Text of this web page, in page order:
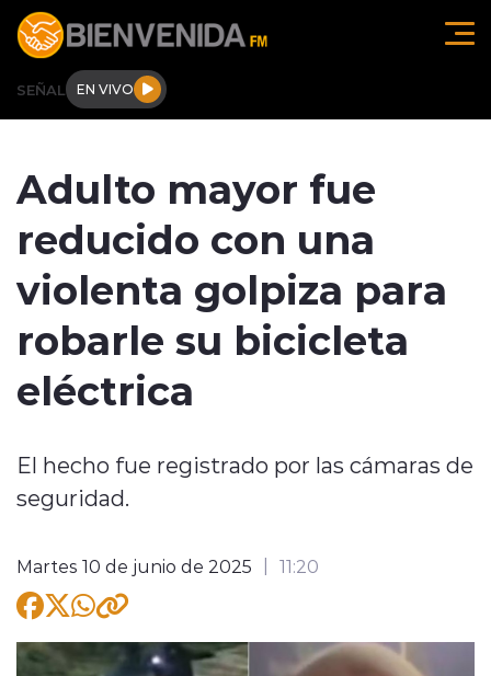
Click acá para ir directamente al contenido
SEÑAL EN VIVO
Tendencias
Internacional
Entrevistas
modo claro
Adulto mayor fue
reducido con una
violenta golpiza para
robarle su bicicleta
eléctrica
El hecho fue registrado por las cámaras de
seguridad.
Martes 10 de junio de 2025 11:20